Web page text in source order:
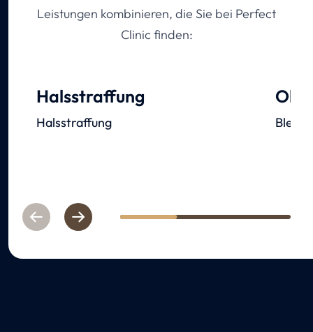
Leistungen kombinieren, die Sie bei Perfect
Clinic finden:
Halsstraffung
Halsstraffung
PreviousNext 1 2 3